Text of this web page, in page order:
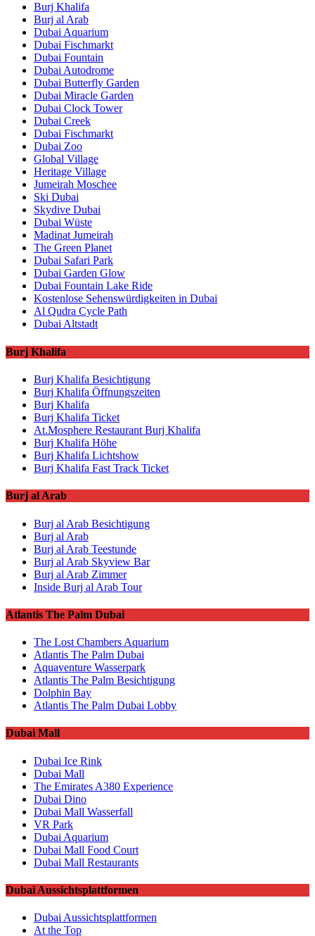
Burj Khalifa
Burj al Arab
Dubai Aquarium
Dubai Fischmarkt
Dubai Fountain
Dubai Autodrome
Dubai Butterfly Garden
Dubai Miracle Garden
Dubai Clock Tower
Dubai Creek
Dubai Fischmarkt
Dubai Zoo
Global Village
Heritage Village
Jumeirah Moschee
Ski Dubai
Skydive Dubai
Dubai Wüste
Madinat Jumeirah
The Green Planet
Dubai Safari Park
Dubai Garden Glow
Dubai Fountain Lake Ride
Kostenlose Sehenswürdigkeiten in Dubai
Al Qudra Cycle Path
Dubai Altstadt
Burj Khalifa
Burj Khalifa Besichtigung
Burj Khalifa Öffnungszeiten
Burj Khalifa
Burj Khalifa Ticket
At.Mosphere Restaurant Burj Khalifa
Burj Khalifa Höhe
Burj Khalifa Lichtshow
Burj Khalifa Fast Track Ticket
Burj al Arab
Burj al Arab Besichtigung
Burj al Arab
Burj al Arab Teestunde
Burj al Arab Skyview Bar
Burj al Arab Zimmer
Inside Burj al Arab Tour
Atlantis The Palm Dubai
The Lost Chambers Aquarium
Atlantis The Palm Dubai
Aquaventure Wasserpark
Atlantis The Palm Besichtigung
Dolphin Bay
Atlantis The Palm Dubai Lobby
Dubai Mall
Dubai Ice Rink
Dubai Mall
The Emirates A380 Experience
Dubai Dino
Dubai Mall Wasserfall
VR Park
Dubai Aquarium
Dubai Mall Food Court
Dubai Mall Restaurants
Dubai Aussichtsplattformen
Dubai Aussichtsplattformen
At the Top